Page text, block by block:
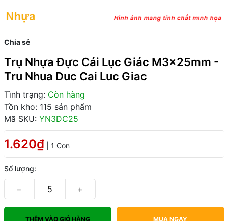
Chia sẻ
Trụ Nhựa Đực Cái Lục Giác M3x25mm -
Tru Nhua Duc Cai Luc Giac
Tình trạng: Còn hàng
Tồn kho: 115 sản phẩm
Mã SKU: YN3DC25
1.620₫ | 1 Con
Số lượng:
− +
THÊM VÀO GIỎ HÀNG MUA NGAY